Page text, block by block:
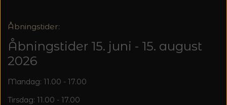
Åbningstider:
Åbningstider 15. juni - 15. august
2026
Mandag: 11.00 - 17.00
Tirsdag: 11.00 - 17.00